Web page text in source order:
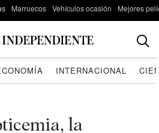
Marruecos Vehículos ocasión Mejores
INTERNACIONAL
la